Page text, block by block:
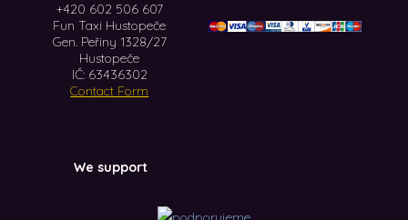
+420 602 506 607
Fun Taxi Hustopeče
Gen. Peřiny 1328/27
Hustopeče
IČ: 63436302
Contact Form
We support